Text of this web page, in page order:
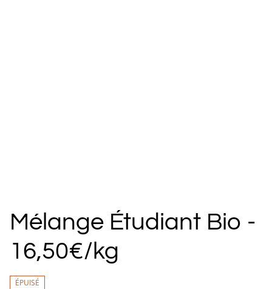
Mélange Étudiant Bio -
16,50€/kg
ÉPUISÉ